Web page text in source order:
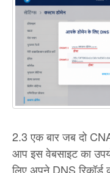
2.3 एक बार जब दो
आप इस वेबसाइट का
लिए अपने DNS